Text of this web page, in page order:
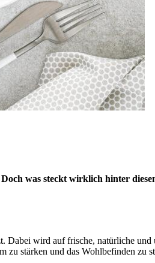
was steckt wirklich hinter
wird auf frische, natürliche und
zu stärken und das Wohlbefinden zu